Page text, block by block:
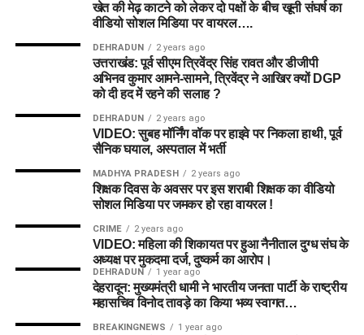
खेत की मेढ़ काटने को लेकर दो पक्षों के बीच खूनी संघर्ष का
वीडियो सोशल मिडिया पर वायरल….
DEHRADUN 2 years ago
उत्तराखंड: पूर्व सीएम त्रिवेंद्र सिंह रावत और डीजीपी
अभिनव कुमार आमने-सामने, त्रिवेंद्र ने आखिर क्यों DGP
को दी हद में रहने की सलाह ?
DEHRADUN 2 years ago
VIDEO: सुबह मॉर्निंग वॉक पर हाइवे पर निकला हाथी, पूर्व
सैनिक घयाल, अस्पताल में भर्ती
MADHYA PRADESH 2 years ago
शिक्षक दिवस के अवसर पर इस शराबी शिक्षक का वीडियो
सोशल मिडिया पर जमकर हो रहा वायरल !
CRIME 2 years ago
VIDEO: महिला की शिकायत पर हुआ नैनीताल दुग्ध संघ के
अध्यक्ष पर मुकदमा दर्ज, दुष्कर्म का आरोप।
DEHRADUN 1 year ago
देहरादून: मुख्यमंत्री धामी ने भारतीय जनता पार्टी के राष्ट्रीय
महासचिव विनोद तावड़े का किया भव्य स्वागत…
BREAKINGNEWS 1 year ago